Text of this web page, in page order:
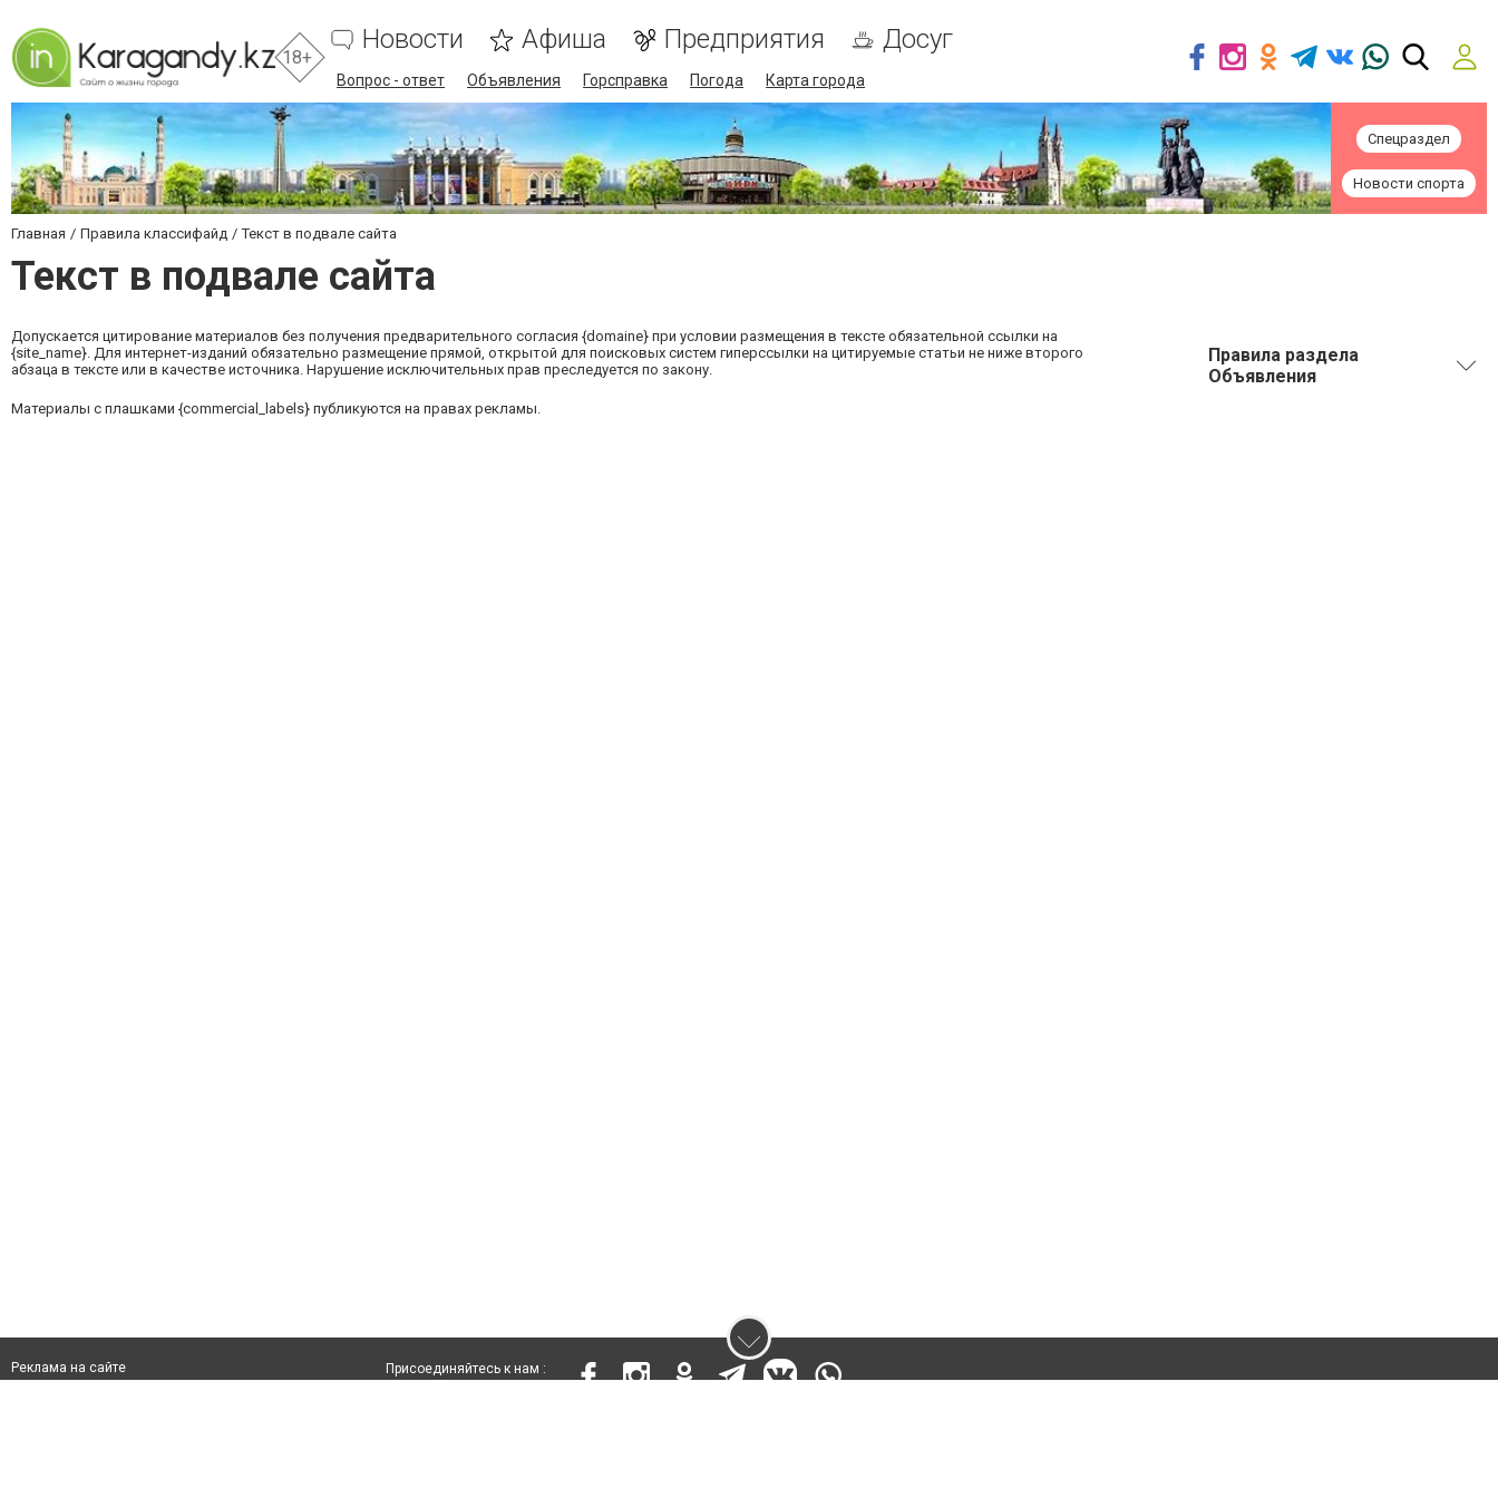
18+
Новости Афиша Предприятия Досуг
Вопрос - ответ Объявления Горсправка Погода Карта города
Спецраздел
Новости спорта
Главная Правила классифайд Текст в подвале сайта
Текст в подвале сайта
Допускается цитирование материалов без получения предварительного согласия {domaine} при условии размещения в тексте обязательной ссылки на
{site_name}. Для интернет-изданий обязательно размещение прямой, открытой для поисковых систем гиперссылки на цитируемые статьи не ниже второго
абзаца в тексте или в качестве источника. Нарушение исключительных прав преследуется по закону.
Материалы с плашками {commercial_labels} публикуются на правах рекламы.
Правила раздела
Объявления
Реклама на сайте
Присоединяйтесь к нам :